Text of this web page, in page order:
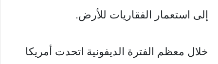
إلى استعمار الفقاريات للأرض.
خلال معظم الفترة الديفونية اتحدت أمريكا